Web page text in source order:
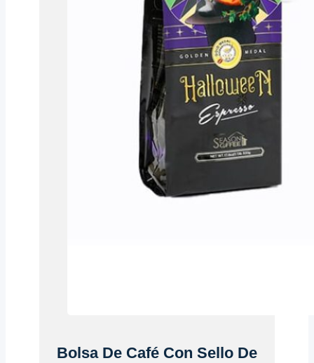
Bolsa De Café Con Sello De